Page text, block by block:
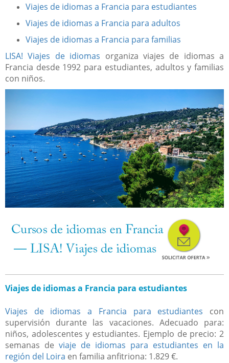
Viajes de idiomas a Francia para estudiantes
Viajes de idiomas a Francia para adultos
Viajes de idiomas a Francia para familias
LISA! Viajes de idiomas organiza viajes de idiomas a
Francia desde 1992 para estudiantes, adultos y familias
con niños.
Viajes de idiomas a Francia para estudiantes
Viajes de idiomas a Francia para estudiantes con
supervisión durante las vacaciones. Adecuado para:
niños, adolescentes y estudiantes. Ejemplo de precio: 2
semanas de viaje de idiomas para estudiantes en la
región del Loira en familia anfitriona: 1.829 €.